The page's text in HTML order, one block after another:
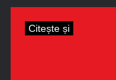
Citește și